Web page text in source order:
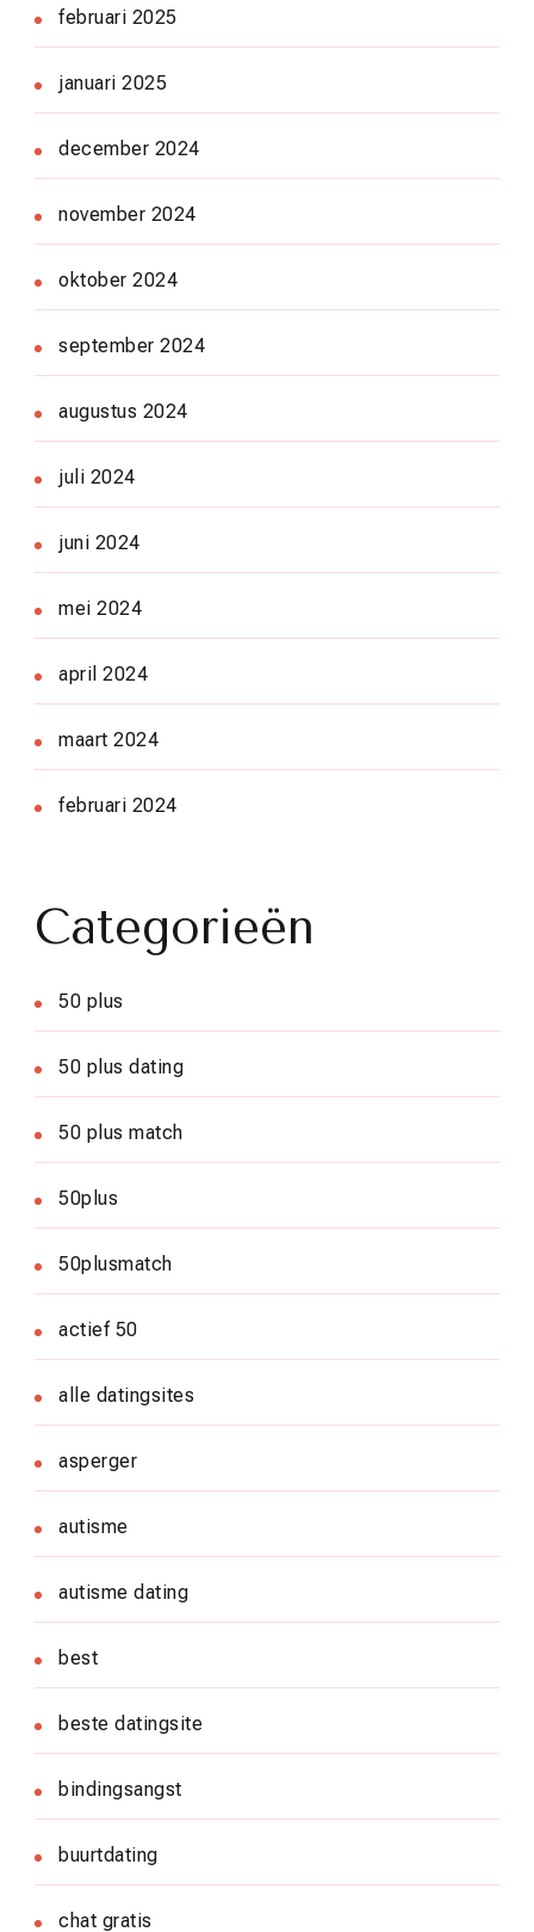
februari 2025
januari 2025
december 2024
november 2024
oktober 2024
september 2024
augustus 2024
juli 2024
juni 2024
mei 2024
april 2024
maart 2024
februari 2024
Categorieën
50 plus
50 plus dating
50 plus match
50plus
50plusmatch
actief 50
alle datingsites
asperger
autisme
autisme dating
best
beste datingsite
bindingsangst
buurtdating
chat gratis